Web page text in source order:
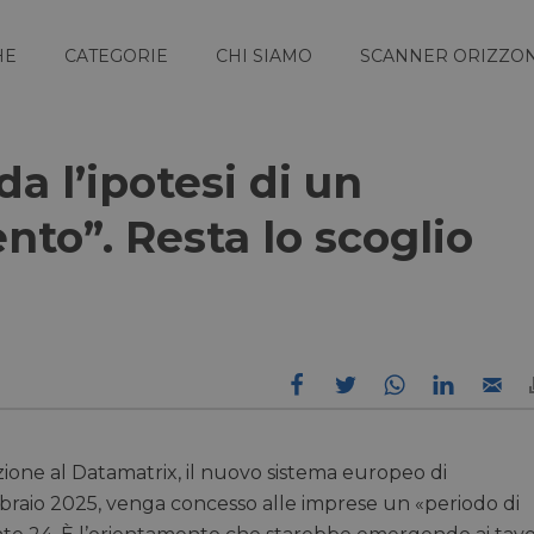
CATEGORIE CHI SIAMO SCANNER
l’ipotesi di un
Resta lo scoglio
al Datamatrix, il nuovo sistema europeo di
2025, venga concesso alle imprese un «periodo di